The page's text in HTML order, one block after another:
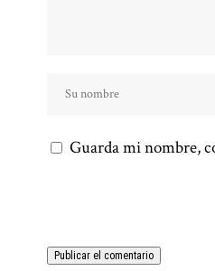
Guarda mi nombre,